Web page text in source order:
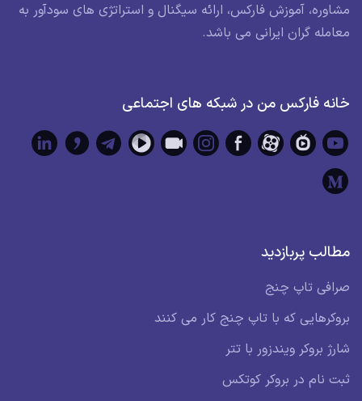
مشاوره، آموزش فارکس، ارائه سیگنال و استراتژی های سودآور به
معامله گران ایرانی می باشد.
خانه فارکس من در شبکه های اجتماعی
مطالب پربازدید
صرافی تاپ چنج
بروکرهایی که با تاپ چنج کار می کنند
شارژ بروکر ویندزور با تتر
ثبت نام در بروکر کوتکس